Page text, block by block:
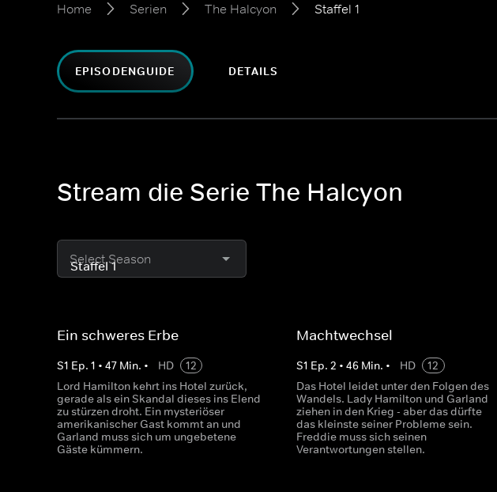
Home Serien The Halcyon Staffel 1
EPISODENGUIDE DETAILS
Stream die Serie The Halcyon
Select Season
Ein schweres Erbe
S1 Ep. 1 • 47 Min. • HD
12
Lord Hamilton kehrt ins Hotel zurück,
gerade als ein Skandal dieses ins Elend
zu stürzen droht. Ein mysteriöser
amerikanischer Gast kommt an und
Garland muss sich um ungebetene
Gäste kümmern.
Machtwechsel
S1 Ep.2 •46 Min. • HD
12
Das Hotel leidet unter den Folgen des
Wandels. Lady Hamilton und Garland
ziehen in den Krieg - aber das dürfte
das kleinste seiner Probleme sein.
Freddie muss sich seinen
Verantwortungen stellen.